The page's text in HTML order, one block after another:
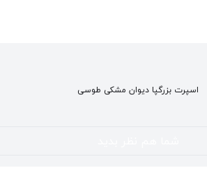
اسپرت بزرگپا دیوان مشکی طوسی